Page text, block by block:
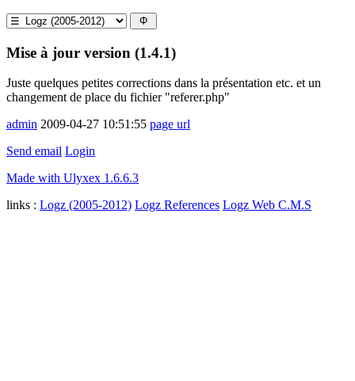
Mise à jour version (1.4.1)
Juste quelques petites corrections dans la présentation etc. et un
changement de place du fichier "referer.php"
admin 2009-04-27 10:51:55 page url
Send email Login
Made with Ulyxex 1.6.6.3
links : Logz (2005-2012) Logz References Logz Web C.M.S